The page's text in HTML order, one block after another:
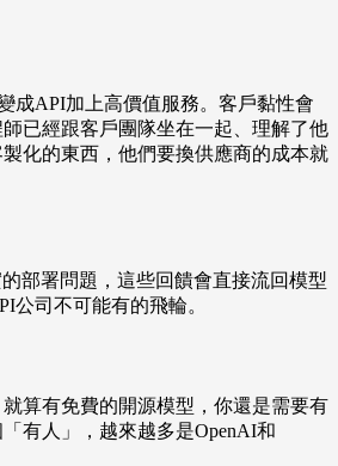
成API加上高價值服務。客戶黏性會
已經跟客戶團隊坐在一起、理解了他
化的東西，他們要換供應商的成本就
部署問題，這些回饋會直接流回模型
公司不可能有的飛輪。
算有免費的開源模型，你還是需要有
有人」，越來越多是OpenAI和